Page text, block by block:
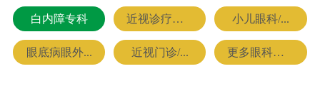
白内障专科 近视诊疗专科 小儿眼科/...
眼底病眼外... 近视门诊/... 更多眼科专家